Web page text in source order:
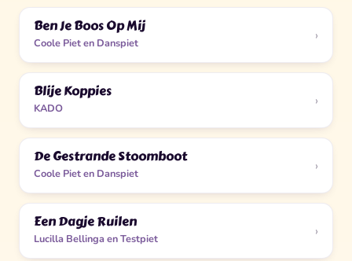
Ben Je Boos Op Mij
Coole Piet en Danspiet ›
Blije Koppies
KADO ›
De Gestrande Stoomboot
Coole Piet en Danspiet ›
Een Dagje Ruilen
Lucilla Bellinga en Testpiet ›